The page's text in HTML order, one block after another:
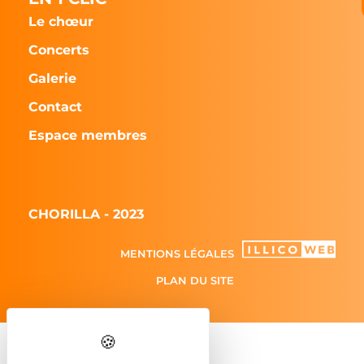
Le chœur
Concerts
Galerie
Contact
Espace membres
CHORILLA - 2023
MENTIONS LÉGALES
PLAN DU SITE